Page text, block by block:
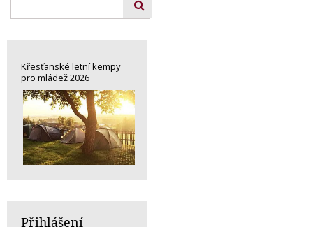
Křesťanské letní kempy
pro mládež 2026
Přihlášení